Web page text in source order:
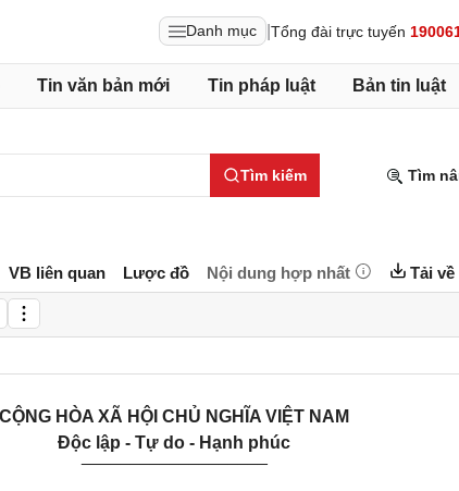
Danh mục Tổng đài trực tuyến
Tin văn bản mới Tin pháp luật Bản tin luật
Tìm kiếm Tìm
VB liên quan Lược đồ Nội dung hợp nhất Tải về
CỘNG HÒA XÃ HỘI CHỦ NGHĨA VIỆT NAM
Độc lập - Tự do - Hạnh phúc
___________________